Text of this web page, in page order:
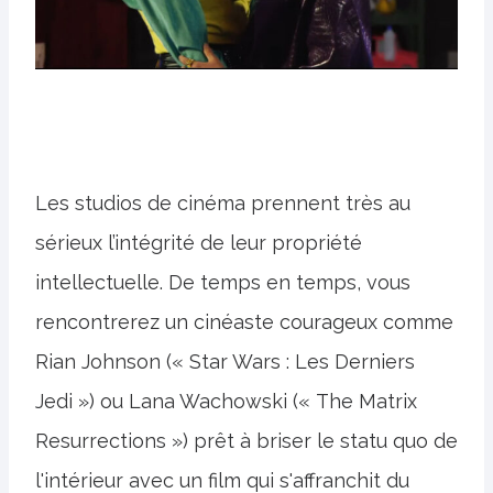
Les studios de cinéma prennent très au
sérieux l’intégrité de leur propriété
intellectuelle. De temps en temps, vous
rencontrerez un cinéaste courageux comme
Rian Johnson (« Star Wars : Les Derniers
Jedi ») ou Lana Wachowski (« The Matrix
Resurrections ») prêt à briser le statu quo de
l'intérieur avec un film qui s'affranchit du